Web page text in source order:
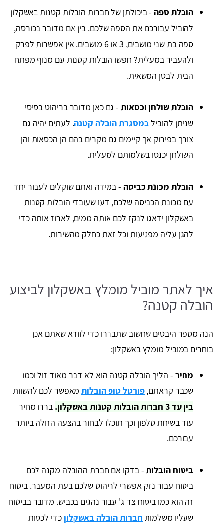
הובלת ספה - ביכולתן של חברות הובלות קטנות באשקלון
להוביל עבורכם את הספה שלכם. בין אם מדובר בכורסה,
ספה בת שני מושבים, 3 או 6 מושבים. אין אפשרות לפרק
ולהעביר במעלית? חפשו הובלות קטנות עם מנוף מפתח
הבית לבטן המשאית.
הובלת שולחן וכסאות - גם כאן מדובר בריהוט בסיסי
שניתן להובילבמסגרת הובלה קטנה. לעתים יהיה גם
צורך בפירוק אך קיימים גם מקרים בהם הן הכסאות והן
השולחן יכנסו בשלמותם למעלית.
הובלת מכונת כביסה - במידה ואתם שוקלים לעבור יחד
עם מכונת הכביסה שלכם, דעו שעובדי הובלות קטנות
באשקלון ידאגו לנקז לכם אותה ממים, לארוז אותה כדי
להגן עליה מפגיעות וכל זאת כחלק מהשירות.
איך לאתר מוביל מומלץ באשקלון לביצוע
הובלה קטנה?
הנה מספר היבטים שחשוב שתבררו כדי לוודא שאתם אכן
בוחרים במוביל מומלץ באשקלון:
מחיר - הליך הובלה קטנה הוא לא דבר מאוד זול וכמו
שכבר קראתם, פורטל טופ הובלות מאפשר לכם להשוות
בין עד 3 חברות הובלות קטנות באשקלון.
בררו מחיר
עוד בשיחת טלפון וכך תוכלו לבחור בהצעה הזולה ביותר
עבורכם.
ביטוח הובלות - בדקו אם חברת ההובלה מקנה לכם
ביטוח עבור נזק אפשרי לריהוט שלכם בעת המעבר. ביטוח
זה הוא כמו ביטוח צד ג' עבור נהגים בכביש. מדובר בביטוח
שעליו משלמות חברות הובלה באשקלון כדי לכסות